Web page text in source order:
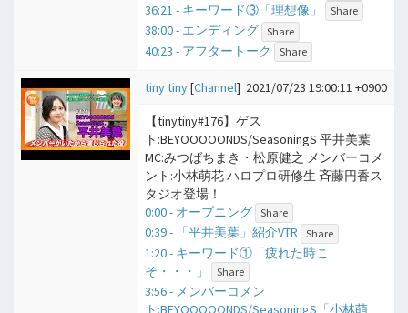
36:21 - キーワード③「理想像」 Share
38:00 - エンディング Share
40:23 - アフタートーク Share
tiny tiny[Channel] 2021/07/23 19:00:11 +0900
【tinytiny#176】ゲス
ト:BEYOOOOONDS/SeasoningS 平井美葉
MC:みつばちまき・松原健之 メンバーコメ
ント:小林萌花 ハロプロ研修生 斉藤円香ス
タジオ登場！
0:00 - オープニング Share
0:39 - 「平井美葉」紹介VTR Share
1:20 - キーワード①「疲れた時こ
そ・・・」
Share
3:56 - メンバーコメン
ト:BEYOOOOONDS/SeasoningS「小林萌